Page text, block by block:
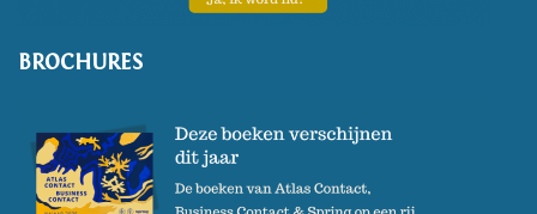
BROCHURES